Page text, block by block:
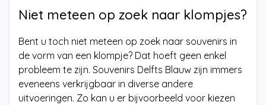
Niet meteen op zoek naar klompjes?
Bent u toch niet meteen op zoek naar souvenirs in
de vorm van een klompje? Dat hoeft geen enkel
probleem te zijn. Souvenirs Delfts Blauw zijn immers
eveneens verkrijgbaar in diverse andere
uitvoeringen. Zo kan u er bijvoorbeeld voor kiezen